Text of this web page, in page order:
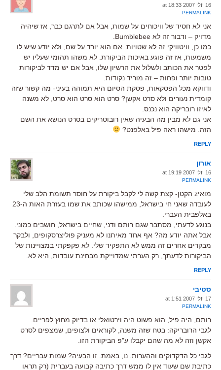
16 יולי 2007 at 18:33
PERMALINK
אני לא חסיד של וויכוחים על שמות, אבל אם לתרגם כבר, אז שיהיה
מדויק – ודבור זה לא Bumblebee.
כמו כן, וויטוויקי זה לא שטויות. אם הוא יורד על שם, ולא יודע שיש לו
משמעות, אז זה פוגע באיכות הביקורת. לא משהו תהומי שעליו יש
לפטר את הכותב ולשלול את הרשיון שלו, אבל אם יש מדד לביקורות
טובות יותר ופחות – זה מוריד נקודות.
ודווקא מכל הפסקאות, פסקת הסיום היא תמוהה בעיני- מה קשור שזה
קומדית נעורים ולא סרט אקשן? סרט הוא סרט הוא סרט, לא משנה
לאיזו רובריקה הוא נכנס.
אני גם לא מבין מה הבעיה שאין רובוטריקים בסרט הנושא את השם
הזה. מישהו ראה פיל באלפנט?
REPLY
אורון
16 יולי 2007 at 19:19
PERMALINK
מואיz הקטן- קצת קשה לי לקבל ביקורת על חוסר תשומת הלב שלי
לעובדה שאני חי בישראל, ממישהו שכותב את שמו בעזרת האות ה-23
באלפבית העברי.
בנוגע לדעתי, מסתבר שגם רותם ודני, שחיים בישראל, חושבים כמוני.
אבל אתה יודע מה? אף אחד מאיתנו לא מעניק פוליצרסקופים, ולבקר
מבקרים אחרים זה ממש לא התפקיד שלי. לא פקפקתי במצויינות של
הביקורות לדעתך, רק הערתי שמדוייקת מבחינת עובדות, היא לא.
REPLY
סטיבי
17 יולי 2007 at 1:51
PERMALINK
רותם, היה פיל, הוא פשוט היה וירטואלי או בדיוק מחוץ לפריים.
לגבי הרובריקה: בטח שזה משנה, לקוראים ולצופים, שמצפים לסרט
אקשן וזה לא מה שהם יקבלו ע"פ הביקורת הזו.
לגבי כל הדקדוקים וההערות: נו, באמת. זו הבעיה? שמות עבריים? דרך
כתיבת שם שעוד אין לו ממש דרך כתיבה קבועה בעברית (רק תראו